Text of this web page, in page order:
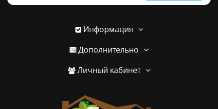
Информация
Дополнительно
Личный кабинет